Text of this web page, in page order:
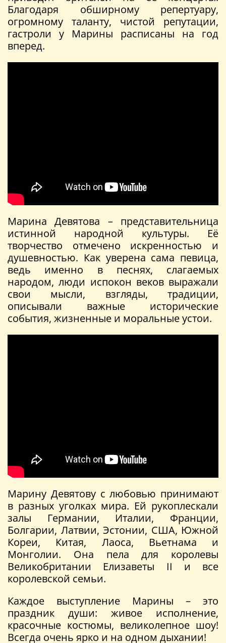
Благодаря обширному репертуару,
огромному таланту, чистой репутации,
гастроли у Марины расписаны на год
вперед.
Марина Девятова – представительница
истинной народной культуры. Её
творчество отмечено искренностью и
душевностью. Как уверена сама певица,
ведь именно в песнях, слагаемых
народом, люди испокон веков выражали
свои мысли, взгляды, традиции,
описывали важные исторические
события, жизненные и моральные устои.
Марину Девятову с любовью принимают
в разных уголках мира. Ей рукоплескали
залы Германии, Италии, Франции,
Болгарии, Латвии, Эстонии, США, Южной
Кореи, Китая, Лаоса, Вьетнама и
Монголии. Она пела для королевы
Великобритании Елизаветы II и все
королевской семьи.
Каждое выступление Марины – это
праздник души: живое исполнение,
красочные костюмы, великолепное шоу!
Всегда очень ярко и на одном дыхании!